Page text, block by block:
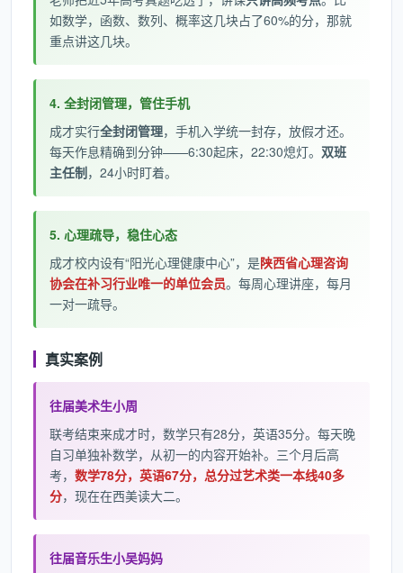
如数学，函数、数列、概率这几块占了60%的分，那就
重点讲这几块。
4. 全封闭管理，管住手机
成才实行全封闭管理，手机入学统一封存，放假才还。
每天作息精确到分钟——6:30起床，22:30熄灯。 双班
主任制，24小时盯着。
5. 心理疏导，稳住心态
成才校内设有“阳光心理健康中心”，是陕西省心理咨询
协会在补习行业唯一的单位会员。每周心理讲座，每月
一对一疏导。
真实案例
往届美术生小周
联考结束来成才时，数学只有28分，英语35分。每天晚
自习单独补数学，从初一的内容开始补。三个月后高
考， 数学78分，英语67分，总分过艺术类一本线40多
分，现在在西美读大二。
往届音乐生小吴妈妈